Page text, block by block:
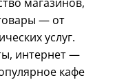
— от
услуг.
интернет —
кафе